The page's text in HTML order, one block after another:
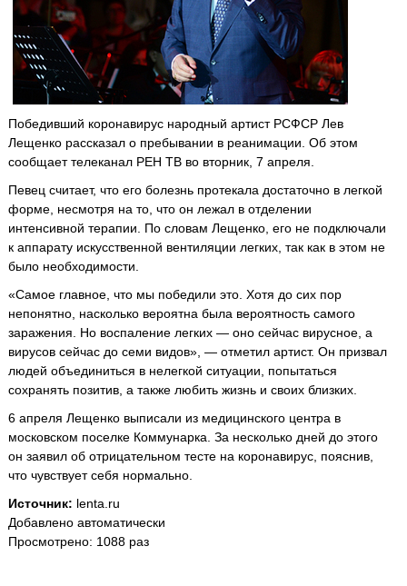
Победивший коронавирус народный артист РСФСР Лев
Лещенко рассказал о пребывании в реанимации. Об этом
сообщает телеканал РЕН ТВ во вторник, 7 апреля.
Певец считает, что его болезнь протекала достаточно в легкой
форме, несмотря на то, что он лежал в отделении
интенсивной терапии. По словам Лещенко, его не подключали
к аппарату искусственной вентиляции легких, так как в этом не
было необходимости.
«Самое главное, что мы победили это. Хотя до сих пор
непонятно, насколько вероятна была вероятность самого
заражения. Но воспаление легких — оно сейчас вирусное, а
вирусов сейчас до семи видов», — отметил артист. Он призвал
людей объединиться в нелегкой ситуации, попытаться
сохранять позитив, а также любить жизнь и своих близких.
6 апреля Лещенко выписали из медицинского центра в
московском поселке Коммунарка. За несколько дней до этого
он заявил об отрицательном тесте на коронавирус, пояснив,
что чувствует себя нормально.
Источник: lenta.ru
Добавлено автоматически
Просмотрено: 1088 раз